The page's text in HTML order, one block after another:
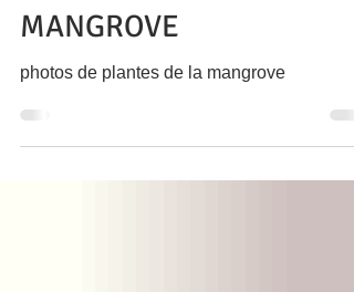
Plantes en milieu
MANGROVE
photos de plantes de la mangrove